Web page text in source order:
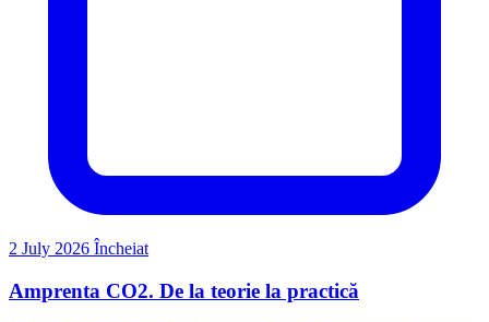
2 July 2026 Încheiat
Amprenta CO2. De la teorie la practică